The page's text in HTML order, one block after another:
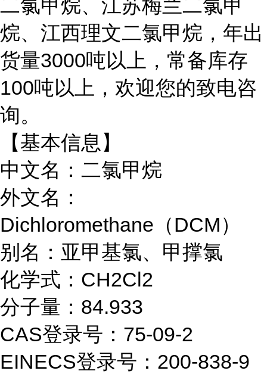
二氯甲烷、江苏梅兰二氯甲
烷、江西理文二氯甲烷，年出
货量3000吨以上，常备库存
100吨以上，欢迎您的致电咨
询。
【基本信息】
中文名：二氯甲烷
外文名：
Dichloromethane（DCM）
别名：亚甲基氯、甲撑氯
化学式：CH2Cl2
分子量：84.933
CAS登录号：75-09-2
EINECS登录号：200-838-9